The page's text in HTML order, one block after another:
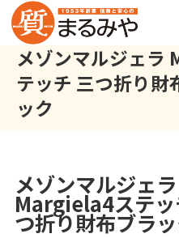
メゾンマルジェラ
テッチ 三つ折り財
ック
メゾンマルジェ
Margiela4ステッ
つ折り財布ブラ